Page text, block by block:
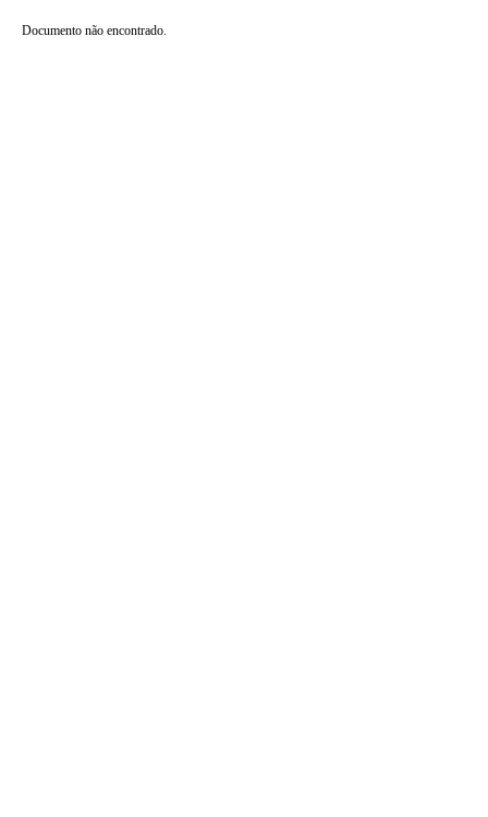
Documento não encontrado.